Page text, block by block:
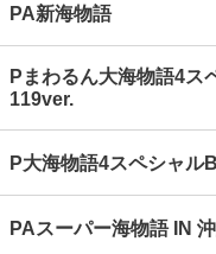
PA新海物語
Pまわるん大海物語4ス
119ver.
P大海物語4スペシャル
PAスーパー海物語 IN